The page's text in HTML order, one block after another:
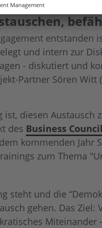
entstanden
und intern zur
- diskutiert und
Partner Sören
diesen Austausch
des Business
kommenden Jahr
zum Thema
und die
gehen. Das